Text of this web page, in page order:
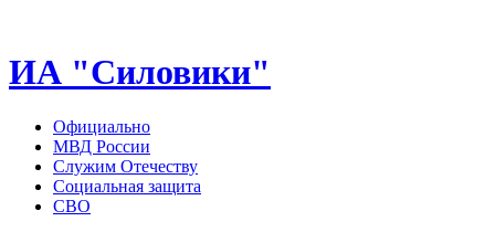
ИА "Силовики"
Официально
МВД России
Служим Отечеству
Социальная защита
СВО